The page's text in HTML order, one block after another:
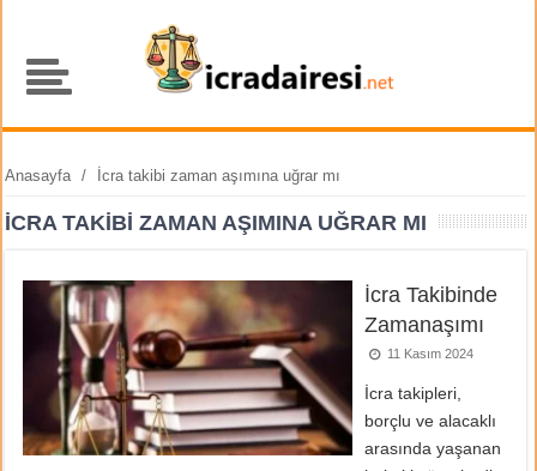
Anasayfa / İcra takibi zaman aşımına uğrar mı
İCRA TAKIBI ZAMAN AŞIMINA UĞRAR MI
İcra Takibinde
Zamanaşımı
11 Kasım 2024
İcra takipleri,
borçlu ve alacaklı
arasında yaşanan